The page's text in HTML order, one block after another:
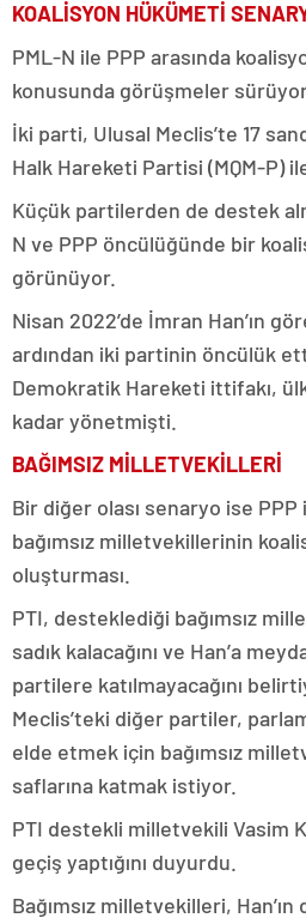
KOALİSYON HÜKÜMETİ
PML-N ile PPP arasında
konusunda görüşmeler
İki parti, Ulusal Meclis’te 17
Halk Hareketi Partisi (MQM-P)
Küçük partilerden de destek
N ve PPP öncülüğünde bir
görünüyor.
Nisan 2022’de İmran Han’ın
ardından iki partinin öncülük
Demokratik Hareketi ittifakı,
kadar yönetmişti.
BAĞIMSIZ MİLLETVEKİLLERİ
Bir diğer olası senaryo ise
bağımsız milletvekillerinin
oluşturması.
PTI, desteklediği bağımsız
sadık kalacağını ve Han’a
partilere katılmayacağını
Meclis’teki diğer partiler,
elde etmek için bağımsız
saflarına katmak istiyor.
PTI destekli milletvekili Vasim
geçiş yaptığını duyurdu.
Bağımsız milletvekilleri,